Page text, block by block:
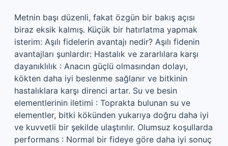
Metnin başı düzenli, fakat özgün bir bakış açısı
biraz eksik kalmış. Küçük bir hatırlatma yapmak
isterim: Aşılı fidelerin avantajı nedir? Aşılı fidenin
avantajları şunlardır: Hastalık ve zararlılara karşı
dayanıklılık : Anacın güçlü olmasından dolayı,
kökten daha iyi beslenme sağlanır ve bitkinin
hastalıklara karşı direnci artar. Su ve besin
elementlerinin iletimi : Toprakta bulunan su ve
elementler, bitki kökünden yukarıya doğru daha iyi
ve kuvvetli bir şekilde ulaştırılır. Olumsuz koşullarda
performans : Normal bir fideye göre daha iyi sonuç